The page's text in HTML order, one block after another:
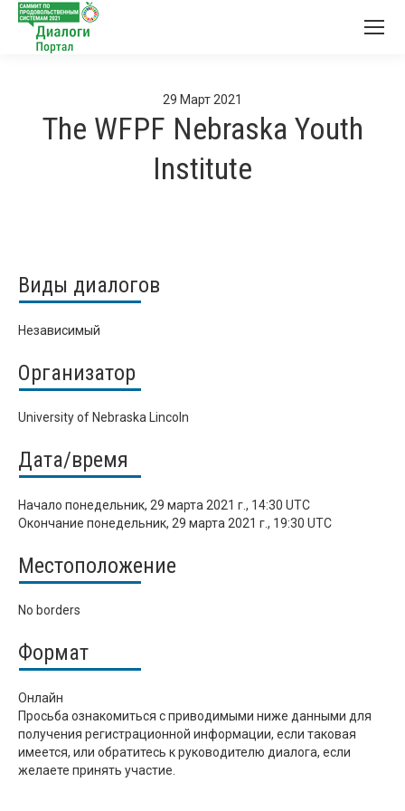
29 Март 2021
The WFPF Nebraska Youth
Institute
Виды диалогов
Независимый
Организатор
University of Nebraska Lincoln
Дата/время
Начало понедельник, 29 марта 2021 г., 14:30 UTC
Окончание понедельник, 29 марта 2021 г., 19:30 UTC
Местоположение
No borders
Формат
Онлайн
Просьба ознакомиться с приводимыми ниже данными для
получения регистрационной информации, если таковая
имеется, или обратитесь к руководителю диалога, если
желаете принять участие.